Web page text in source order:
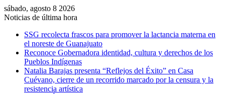
sábado, agosto 8 2026
Noticias de última hora
SSG recolecta frascos para promover la lactancia materna en
el noreste de Guanajuato
Reconoce Gobernadora identidad, cultura y derechos de los
Pueblos Indígenas
Natalia Barajas presenta “Reflejos del Éxito” en Casa
Cuévano, cierre de un recorrido marcado por la censura y la
resistencia artística